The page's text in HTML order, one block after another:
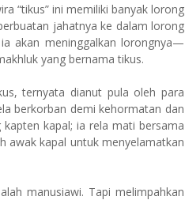
“tikus” ini memiliki banyak lorong
jahatnya ke dalam lorong
akan meninggalkan lorongnya—
yang bernama tikus.
ternyata dianut pula oleh para
berkorban demi kehormatan dan
kapal; ia rela mati bersama
awak kapal untuk menye­lamatkan
manusiawi. Tapi melimpahkan